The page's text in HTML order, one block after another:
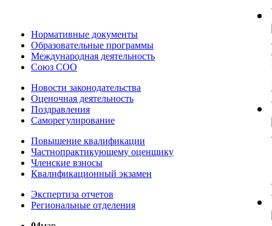
Нормативные документы
Образовательные программы
Международная деятельность
Союз СОО
Новости законодательства
Оценочная деятельность
Поздравления
Саморегулирование
Повышение квалификации
Частнопрактикующему оценщику
Членские взносы
Квалификационный экзамен
Экспертиза отчетов
Региональные отделения